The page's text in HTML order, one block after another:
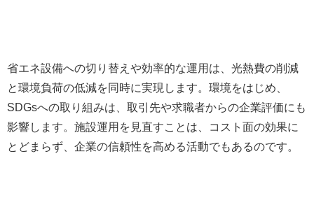
省エネ設備への切り替えや効率的な運用は、光熱費の削減
と環境負荷の低減を同時に実現します。環境をはじめ、
SDGsへの取り組みは、取引先や求職者からの企業評価にも
影響します。施設運用を見直すことは、コスト面の効果に
とどまらず、企業の信頼性を高める活動でもあるのです。